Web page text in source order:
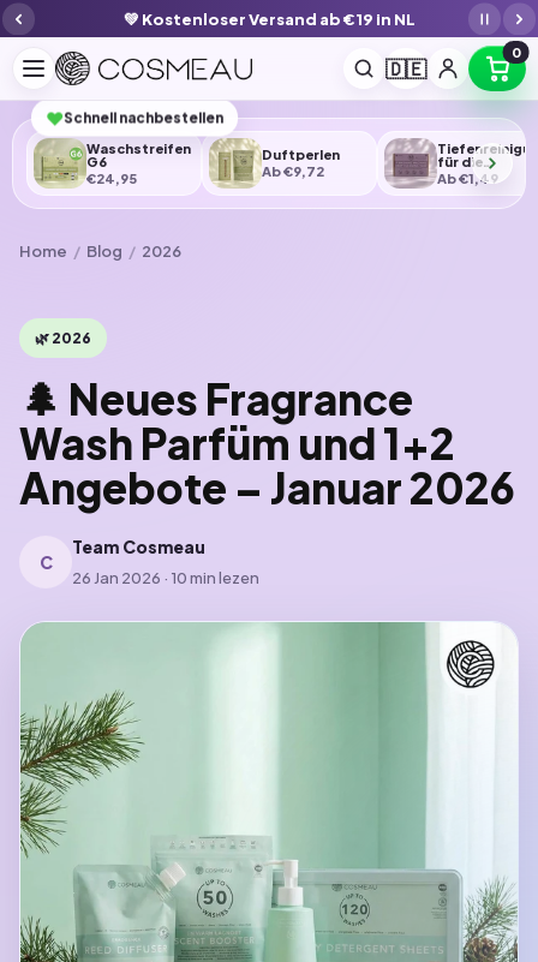
Inhalt
⭐ über 200.000 zufriedene Kunden
🇩🇪
0
♥Schnell nachbestellen
Waschstreifen
G6
€24,95
Duftperlen
Ab €9,72
für die
Ab €1,49
Home / Blog / 2026
🌿 2026
🌲 Neues Fragrance
Wash Parfüm und 1+2
Angebote – Januar 2026
C
Team Cosmeau
26 Jan 2026 · 10 min lezen